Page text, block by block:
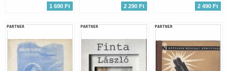
1 690 Ft 2 290 Ft 2 490 Ft
PARTNER PARTNER PARTNER